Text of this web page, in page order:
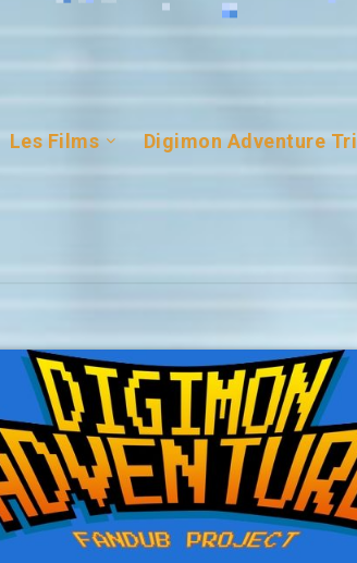
Les Films Digimon Adventure Tri